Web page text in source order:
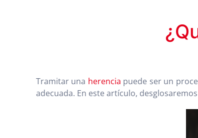
Tramitar una herencia puede ser un
adecuada. En este artículo,